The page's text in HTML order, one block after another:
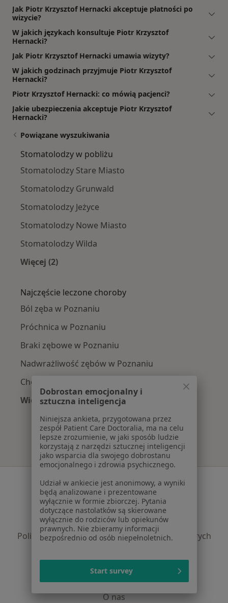
Jak Piotr Krzysztof Hernacki akceptuje płatności po
wizycie?
W jakich językach konsultuje Piotr Krzysztof
Hernacki?
Jak Piotr Krzysztof Hernacki umawia wizyty?
W jakich godzinach przyjmuje Piotr Krzysztof
Hernacki?
Piotr Krzysztof Hernacki: co mówią pacjenci?
Jakie ubezpieczenia akceptuje Piotr Krzysztof
Hernacki?
Powiązane wyszukiwania
Stomatolodzy w pobliżu
Stomatolodzy Stare Miasto
Stomatolodzy Grunwald
Stomatolodzy Jeżyce
Stomatolodzy Nowe Miasto
Stomatolodzy Wilda
Więcej (2)
Najczęście leczone choroby
Ból zęba w Poznaniu
Próchnica w Poznaniu
Braki zębowe w Poznaniu
Nadwrażliwość zębów w Poznaniu
Choroby miazgi w Poznaniu
Więcej (15)
Serwis
Regulamin
Polityka prywatności pacjentów
Polityka prywatności profesjonalistów
Polityka prywatności dla profesjonalistów, których
Polityka cookies
Jak działają wyniki wyszukiwania
Dostępność
O nas
Dobrostan emocjonalny i
sztuczna inteligencja
Niniejsza ankieta, przygotowana przez
zespół Patient Care Doctoralia, ma na celu
lepsze zrozumienie, w jaki sposób ludzie
korzystają z narzędzi sztucznej inteligencji
jako wsparcia dla swojego dobrostanu
emocjonalnego i zdrowia psychicznego.
Udział w ankiecie jest anonimowy, a wyniki
będą analizowane i prezentowane
wyłącznie w formie zbiorczej. Pytania
dotyczące nastolatków są skierowane
wyłącznie do rodziców lub opiekunów
prawnych. Nie zbieramy informacji
bezpośrednio od osób niepełnoletnich.
Start survey